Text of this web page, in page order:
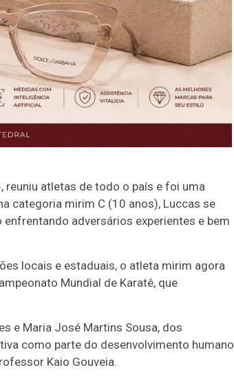
reuniu atletas de todo o país e foi uma
categoria mirim C (10 anos), Luccas se
adversários experientes e bem
locais e estaduais, o atleta mirim agora
Mundial de Karatê, que
e Maria José Martins Sousa, dos
como parte do desenvolvimento humano
Kaio Gouveia.